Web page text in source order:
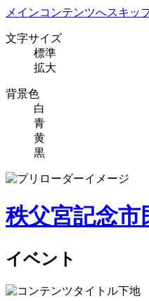
メインコンテンツへスキッ
文字サイズ
標準
拡大
背景色
白
青
黄
黒
秩父宮記念市
イベント